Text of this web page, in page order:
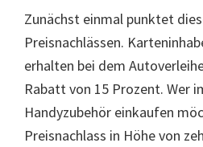
Zunächst einmal punktet
Preisnachlässen.
erhalten bei dem
Rabatt von 15 Prozent. Wer
Handyzubehör einkaufen
Preisnachlass in Höhe von